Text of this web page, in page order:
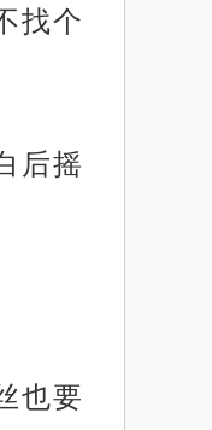
找个
后摇
也要